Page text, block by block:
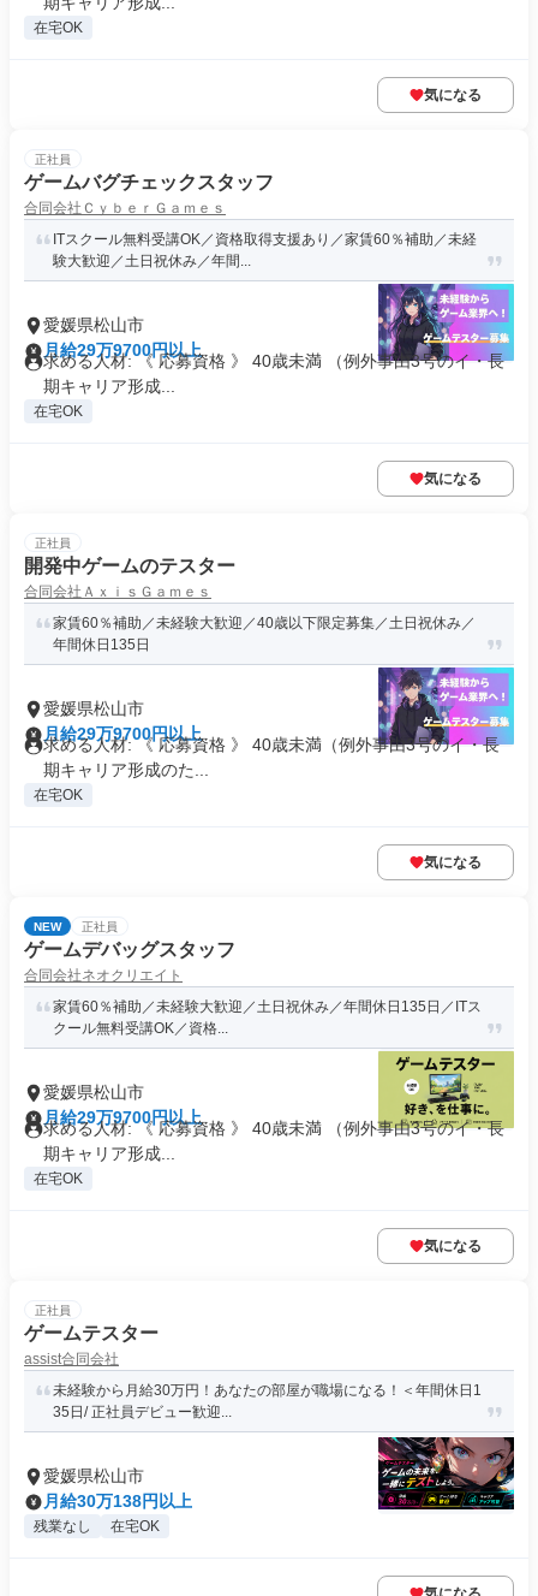
在宅OK
気になる
正社員
ゲームバグチェックスタッフ
合同会社ＣｙｂｅｒＧａｍｅｓ
ITスクール無料受講OK／資格取得支援あり／家賃60％補助／未経
験大歓迎／土日祝休み／年間...
愛媛県松山市
月給29万9700円以上
求める人材: 《 応募資格 》 40歳未満 （例外事由3号のイ・長
期キャリア形成...
在宅OK
気になる
正社員
開発中ゲームのテスター
合同会社ＡｘｉｓＧａｍｅｓ
家賃60％補助／未経験大歓迎／40歳以下限定募集／土日祝休み／
年間休日135日
愛媛県松山市
月給29万9700円以上
求める人材: 《 応募資格 》 40歳未満（例外事由3号のイ・長
期キャリア形成のた...
在宅OK
気になる
NEW 正社員
ゲームデバッグスタッフ
合同会社ネオクリエイト
家賃60％補助／未経験大歓迎／土日祝休み／年間休日135日／ITス
クール無料受講OK／資格...
愛媛県松山市
月給29万9700円以上
求める人材: 《 応募資格 》 40歳未満 （例外事由3号のイ・長
期キャリア形成...
在宅OK
気になる
正社員
ゲームテスター
assist合同会社
未経験から月給30万円！あなたの部屋が職場になる！＜年間休日1
35日/ 正社員デビュー歓迎...
愛媛県松山市
月給30万138円以上
残業なし 在宅OK